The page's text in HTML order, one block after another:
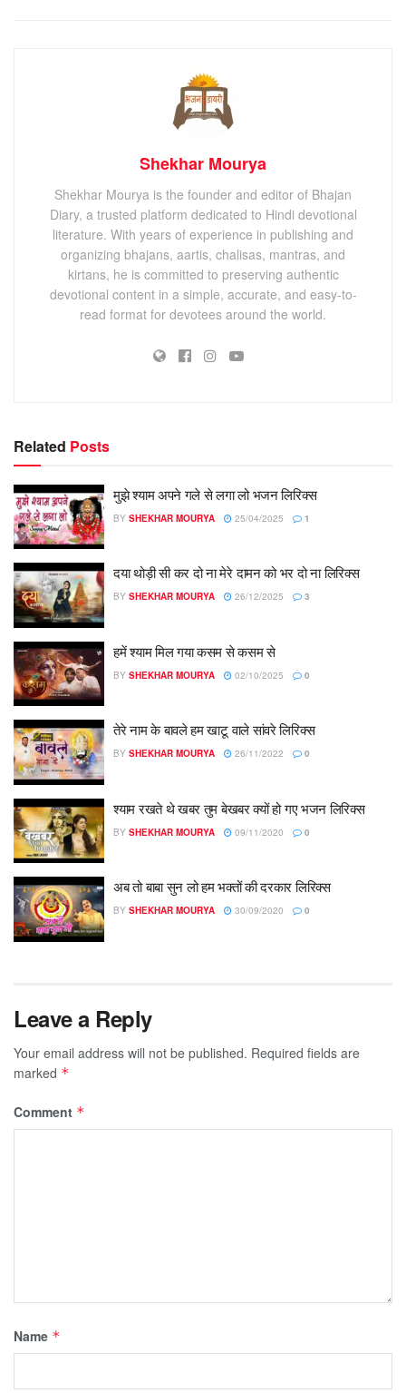
Shekhar Mourya
Shekhar Mourya is the founder and editor of Bhajan
Diary, a trusted platform dedicated to Hindi devotional
literature. With years of experience in publishing and
organizing bhajans, aartis, chalisas, mantras, and
kirtans, he is committed to preserving authentic
devotional content in a simple, accurate, and easy-to-
read format for devotees around the world.
Related Posts
मुझे श्याम अपने गले से लगा लो भजन लिरिक्स
BY SHEKHAR MOURYA 25/04/2025 1
दया थोड़ी सी कर दो ना मेरे दामन को भर दो ना लिरिक्स
BY SHEKHAR MOURYA 26/12/2025 3
हमें श्याम मिल गया कसम से कसम से
BY SHEKHAR MOURYA 02/10/2025 0
तेरे नाम के बावले हम खाटू वाले सांवरे लिरिक्स
BY SHEKHAR MOURYA 26/11/2022 0
श्याम रखते थे खबर तुम बेखबर क्यों हो गए भजन लिरिक्स
BY SHEKHAR MOURYA 09/11/2020 0
अब तो बाबा सुन लो हम भक्तों की दरकार लिरिक्स
BY SHEKHAR MOURYA 30/09/2020 0
Leave a Reply
Your email address will not be published. Required fields are
marked *
Comment *
Name *